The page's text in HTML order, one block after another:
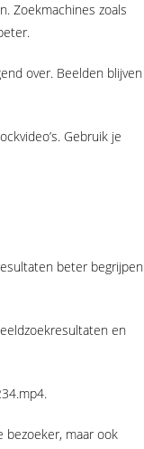
Zoekmachines zoals
over. Beelden blijven
Gebruik je
beter begrijpen
en
maar ook